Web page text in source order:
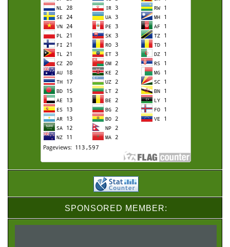
SPONSORED MEMBER: